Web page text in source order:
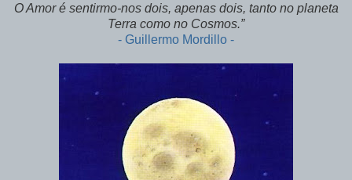
O Amor é sentirmo-nos dois, apenas dois, tanto no planeta
Terra como no Cosmos.”
- Guillermo Mordillo -